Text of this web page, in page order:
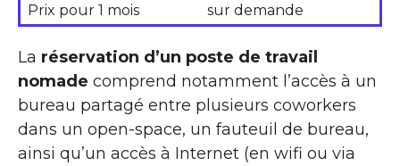
Prix pour 1 mois
sur demande
La réservation d’un poste de travail
nomade comprend notamment l’accès à un
bureau partagé entre plusieurs coworkers
dans un open-space, un fauteuil de bureau,
ainsi qu’un accès à Internet (en wifi ou via